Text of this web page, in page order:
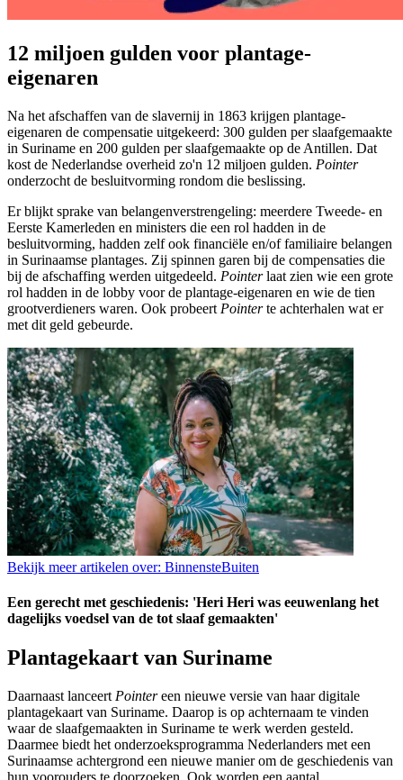
12 miljoen gulden voor plantage-
eigenaren
Na het afschaffen van de slavernij in 1863 krijgen plantage-
eigenaren de compensatie uitgekeerd: 300 gulden per slaafgemaakte
in Suriname en 200 gulden per slaafgemaakte op de Antillen. Dat
kost de Nederlandse overheid zo'n 12 miljoen gulden. Pointer
onderzocht de besluitvorming rondom die beslissing.
Er blijkt sprake van belangenverstrengeling: meerdere Tweede- en
Eerste Kamerleden en ministers die een rol hadden in de
besluitvorming, hadden zelf ook financiële en/of familiaire belangen
in Surinaamse plantages. Zij spinnen garen bij de compensaties die
bij de afschaffing werden uitgedeeld. Pointerlaat zien wie een grote
rol hadden in de lobby voor de plantage-eigenaren en wie de tien
grootverdieners waren. Ook probeert Pointerte achterhalen wat er
met dit geld gebeurde.
Bekijk meer artikelen over: BinnensteBuiten
Een gerecht met geschiedenis: 'Heri Heri was eeuwenlang het
dagelijks voedsel van de tot slaaf gemaakten'
Plantagekaart van Suriname
Daarnaast lanceert Pointereen nieuwe versie van haar digitale
plantagekaart van Suriname. Daarop is op achternaam te vinden
waar de slaafgemaakten in Suriname te werk werden gesteld.
Daarmee biedt het onderzoeksprogramma Nederlanders met een
Surinaamse achtergrond een nieuwe manier om de geschiedenis van
hun voorouders te doorzoeken. Ook worden een aantal